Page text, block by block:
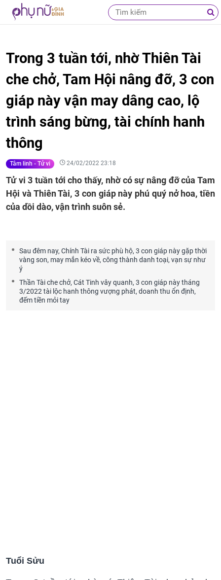
Trong 3 tuần tới, nhờ Thiên Tài
che chở, Tam Hội nâng đỡ, 3 con
giáp này vận may dâng cao, lộ
trình sáng bừng, tài chính hanh
thông
Tâm linh - Tử vi 24/02/2022 23:18
Tử vi 3 tuần tới cho thấy, nhờ có sự nâng đỡ của Tam
Hội và Thiên Tài, 3 con giáp này phú quý nở hoa, tiền
của dồi dào, vận trình suôn sẻ.
Sau đêm nay, Chính Tài ra sức phù hộ, 3 con giáp này gặp thời
vàng son, may mắn kéo về, công thành danh toại, vạn sự như
ý
Thần Tài che chở, Cát Tinh vây quanh, 3 con giáp này tháng
3/2022 tài lộc hanh thông vượng phát, doanh thu ổn định,
đếm tiền mỏi tay
Tuổi Sửu